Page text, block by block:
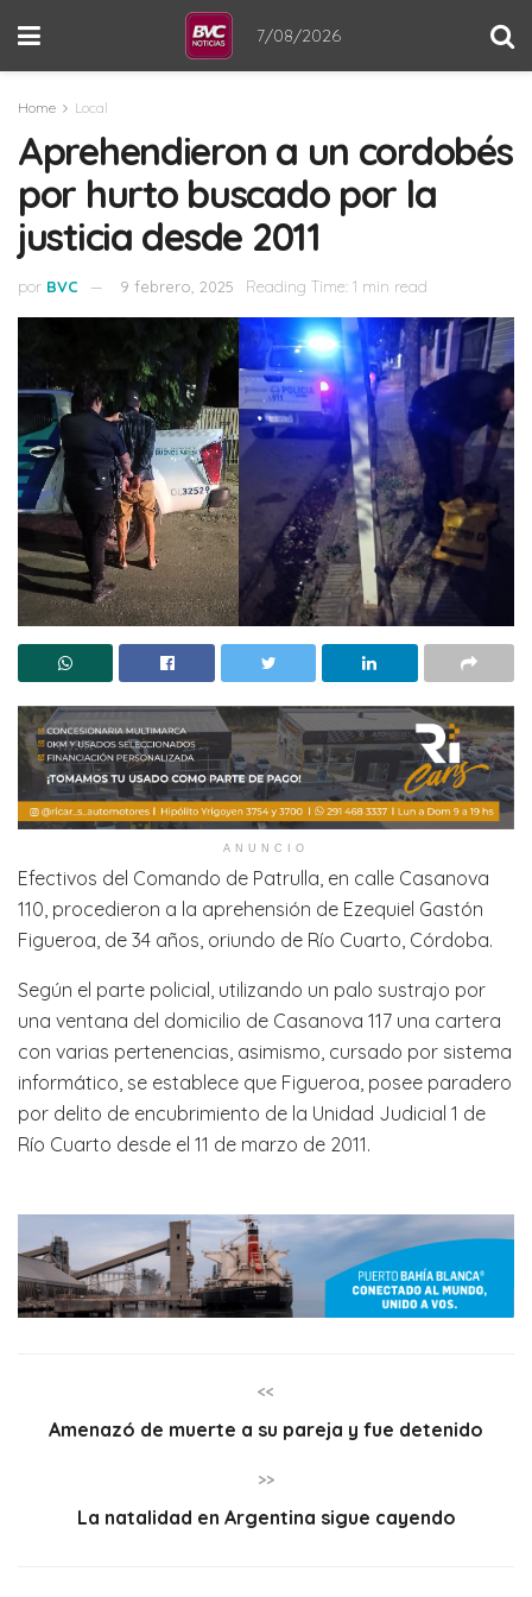
7/08/2026
Home Local
Aprehendieron a un cordobés
por hurto buscado por la
justicia desde 2011
por BVC 9 febrero, 2025 Reading Time: 1 min read
ANUNCIO
Efectivos del Comando de Patrulla, en calle Casanova
110, procedieron a la aprehensión de Ezequiel Gastón
Figueroa, de 34 años, oriundo de Río Cuarto, Córdoba.
Según el parte policial, utilizando un palo sustrajo por
una ventana del domicilio de Casanova 117 una cartera
con varias pertenencias, asimismo, cursado por sistema
informático, se establece que Figueroa, posee paradero
por delito de encubrimiento de la Unidad Judicial 1 de
Río Cuarto desde el 11 de marzo de 2011.
<<
Amenazó de muerte a su pareja y fue detenido
>>
La natalidad en Argentina sigue cayendo